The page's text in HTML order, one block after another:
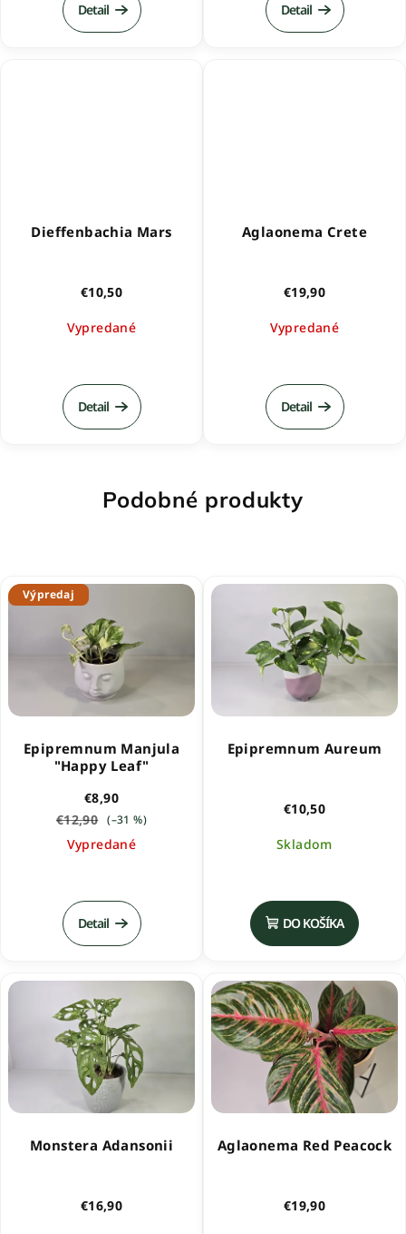
Detail Detail
Dieffenbachia Mars
€10,50
Vypredané
Detail
Aglaonema Crete
€19,90
Vypredané
produktu
je
5,0
Detail
Podobné produkty
Výpredaj
Epipremnum Manjula
"Happy Leaf"
€8,90
€12,90 (–31 %)
Vypredané
Detail
Epipremnum Aureum
€10,50
Skladom
DO KOŠÍKA
Monstera Adansonii
€16,90
Aglaonema Red Peacock
€19,90